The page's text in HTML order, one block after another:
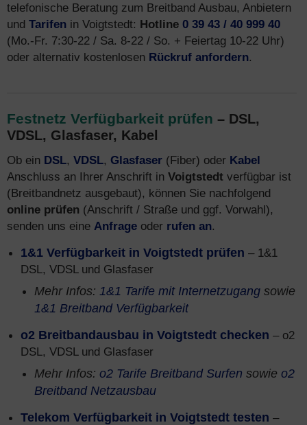
telefonische Beratung zum Breitband Ausbau, Anbietern
und Tarifen in Voigtstedt: Hotline 0 39 43 / 40 999 40
(Mo.-Fr. 7:30-22 / Sa. 8-22 / So. + Feiertag 10-22 Uhr)
oder alternativ kostenlosen Rückruf anfordern.
Festnetz Verfügbarkeit prüfen – DSL,
VDSL, Glasfaser, Kabel
Ob ein DSL, VDSL, Glasfaser (Fiber) oder Kabel
Anschluss an Ihrer Anschrift in Voigtstedt verfügbar ist
(Breitbandnetz ausgebaut), können Sie nachfolgend
online prüfen (Anschrift / Straße und ggf. Vorwahl),
senden uns eine Anfrage oder rufen an.
1&1 Verfügbarkeit in Voigtstedt prüfen – 1&1
DSL, VDSL und Glasfaser
Mehr Infos: 1&1 Tarife mit Internetzugang sowie
1&1 Breitband Verfügbarkeit
o2 Breitbandausbau in Voigtstedt checken – o2
DSL, VDSL und Glasfaser
Mehr Infos: o2 Tarife Breitband Surfen sowie o2
Breitband Netzausbau
Telekom Verfügbarkeit in Voigtstedt testen –